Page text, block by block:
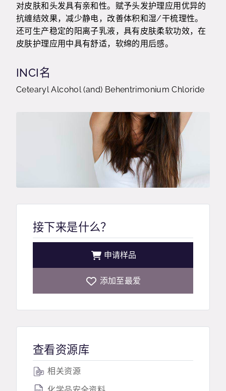
对皮肤和头发具有亲和性。赋予头发护理应用优异的
抗缠结效果，减少静电，改善体积和湿/干梳理性。
还可生产稳定的阳离子乳液，具有皮肤柔软功效，在
皮肤护理应用中具有舒适，软绵的用后感。
INCI名
Cetearyl Alcohol (and) Behentrimonium Chloride
接下来是什么？
申请样品
添加至最爱
查看资源库
相关资源